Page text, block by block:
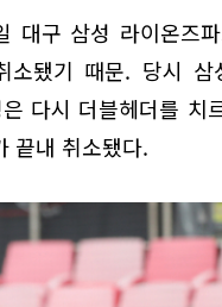
대구 삼성 라이온즈
됐기 때문. 당시
다시 더블헤더를
끝내 취소됐다.